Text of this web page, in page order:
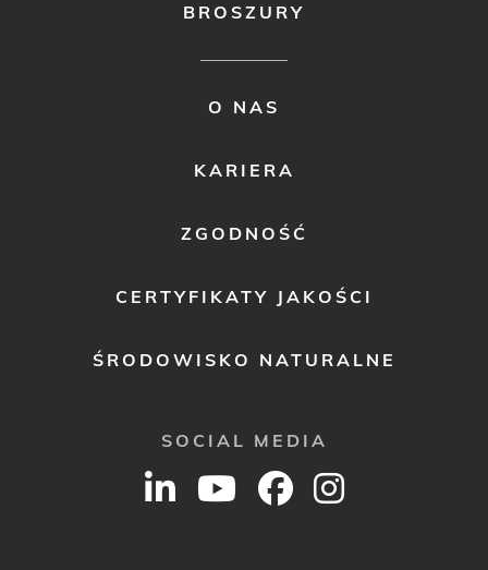
BROSZURY
O NAS
KARIERA
ZGODNOŚĆ
CERTYFIKATY JAKOŚCI
ŚRODOWISKO NATURALNE
SOCIAL MEDIA